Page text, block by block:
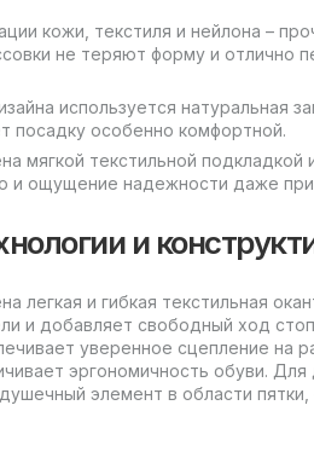
кожи, текстиля и нейлона –
не теряют форму и отлично
используется натуральная
посадку особенно комфортной.
мягкой текстильной подкладкой
и ощущение надежности даже
и
легкая и гибкая текстильная
и добавляет свободный ход
уверенное сцепление на
эргономичность обуви.
элемент в области